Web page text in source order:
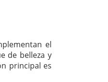
el
de belleza y
principal es